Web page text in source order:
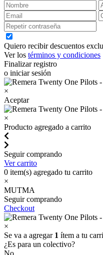
Quiero recibir descuentos
Ver los términos y condiciones
Finalizar registro
o iniciar sesión
×
Aceptar
×
Producto agregado a carrito
Seguir comprando
Ver carrito
0 item(s) agregado tu carrito
×
MUTMA
Seguir comprando
Checkout
×
Se va a agregar 1 ítem a tu
¿Es para un colectivo?
No